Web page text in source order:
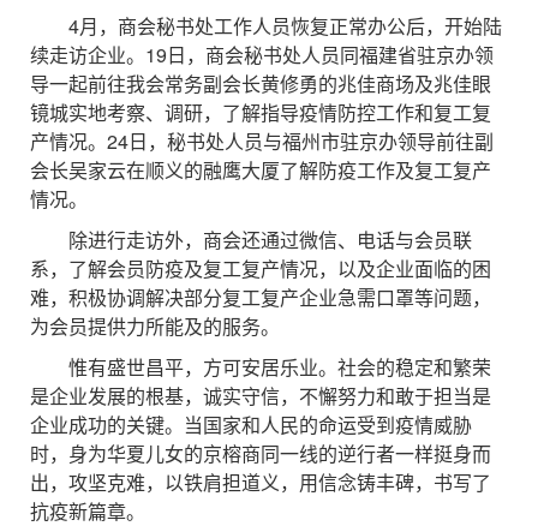
4月，商会秘书处工作人员恢复正常办公后，开始陆
续走访企业。19日，商会秘书处人员同福建省驻京办领
导一起前往我会常务副会长黄修勇的兆佳商场及兆佳眼
镜城实地考察、调研，了解指导疫情防控工作和复工复
产情况。24日，秘书处人员与福州市驻京办领导前往副
会长吴家云在顺义的融鹰大厦了解防疫工作及复工复产
情况。
除进行走访外，商会还通过微信、电话与会员联
系，了解会员防疫及复工复产情况，以及企业面临的困
难，积极协调解决部分复工复产企业急需口罩等问题，
为会员提供力所能及的服务。
惟有盛世昌平，方可安居乐业。社会的稳定和繁荣
是企业发展的根基，诚实守信，不懈努力和敢于担当是
企业成功的关键。当国家和人民的命运受到疫情威胁
时，身为华夏儿女的京榕商同一线的逆行者一样挺身而
出，攻坚克难，以铁肩担道义，用信念铸丰碑，书写了
抗疫新篇章。